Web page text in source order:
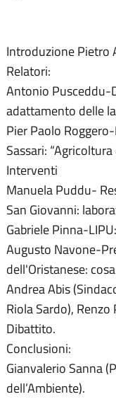
Introduzione Pietro
Relatori:
Antonio Pusceddu-
adattamento delle
Pier Paolo
Sassari:
Interventi
Manuela Puddu-
San Giovanni:
Gabriele Pinna-
Augusto Navone-
dell'Oristanese:
Andrea Abis
Riola Sardo),
Dibattito.
Conclusioni:
Gianvalerio Sanna
dell’Ambiente).